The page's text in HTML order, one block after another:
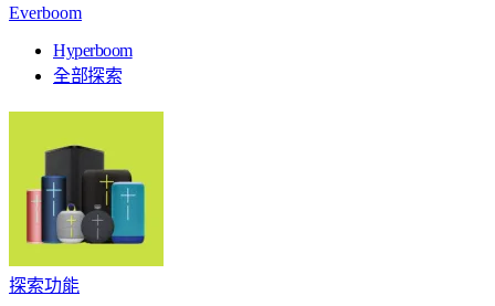
Everboom
Hyperboom
全部探索
探索功能